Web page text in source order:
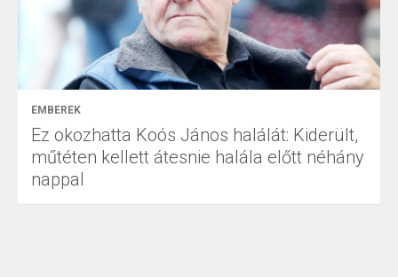
EMBEREK
Ez okozhatta Koós János halálát: Kiderült,
műtéten kellett átesnie halála előtt néhány
nappal